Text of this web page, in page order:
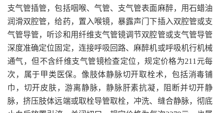
支气管插管，包括咽喉、气管、支气管表面麻醉，用石蜡油
润滑双腔管，给药，置入喉镜，暴露声门下插入双腔管或支
气管导管，听诊和用纤维支气管镜调节双腔管或支气管导管
深度准确定位固定，连接呼吸回路、麻醉机或呼吸机行机械
通气，但不含纤维支气管镜检查定位，规定价格为211元每
次，属于甲类医保。像肢体静脉切开取栓术，包括消毒铺
巾，切开皮肤，游离静脉，静脉肝素抗凝，阻断并切开静
脉，挤压肢体远端或取栓导管取栓，冲洗、缝合静脉，彻底